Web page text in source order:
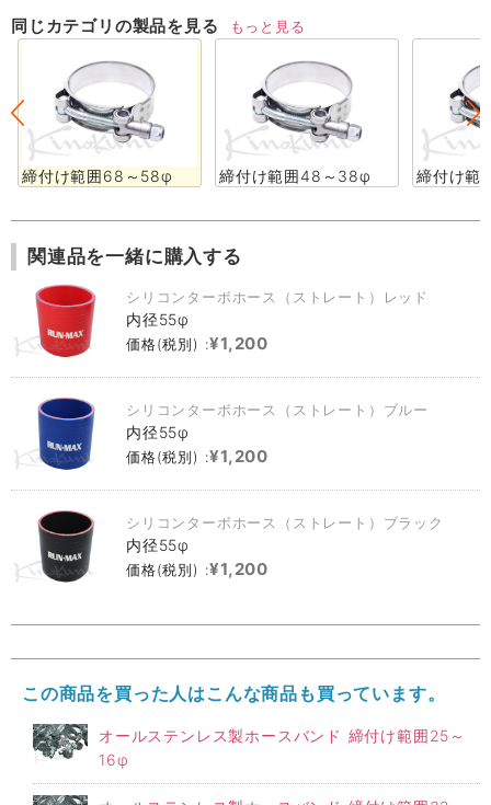
同じカテゴリの製品を見る もっと見る
締付け範囲68～58φ 締付け範囲48～38φ 締付け範
関連品を一緒に購入する
シリコンターボホース（ストレート）レッド
内径55φ
価格(税別) :¥1,200
シリコンターボホース（ストレート）ブルー
内径55φ
価格(税別) :¥1,200
シリコンターボホース（ストレート）ブラック
内径55φ
価格(税別) :¥1,200
この商品を買った人はこんな商品も買っています。
オールステンレス製ホースバンド 締付け範囲25～
16φ